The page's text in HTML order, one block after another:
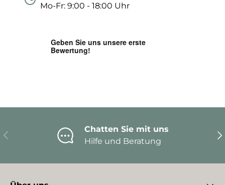
Mo-Fr: 9:00 - 18:00 Uhr
Vorherige
Chatten Sie mit uns
Hilfe und Beratung